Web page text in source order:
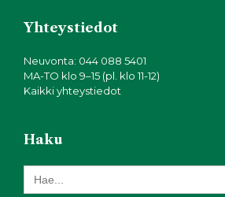
Yhteystiedot
Neuvonta: 044 088 5401
MA-TO klo 9–15 (pl. klo 11-12)
Kaikki yhteystiedot
Haku
Search
for: